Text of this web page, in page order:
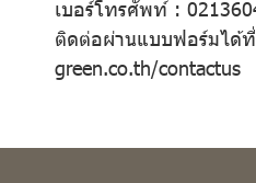
เบอร์โทรศัพท์ :
ติดต่อผ่านแบบฟอร์มได้ที่
green.co.th/contactus